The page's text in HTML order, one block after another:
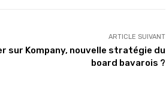
ARTICLE SUIVANT
sur Kompany, nouvelle stratégie du
board bavarois ?